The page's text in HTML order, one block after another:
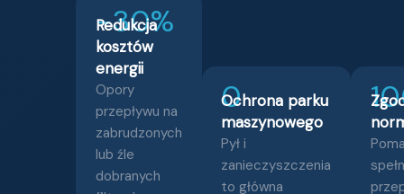
−30%
Redukcja
kosztów
energii
Opory
przepływu na
zabrudzonych
lub źle
dobranych
0
Ochrona parku
maszynowego
Pył i
zanieczyszczenia
to główna